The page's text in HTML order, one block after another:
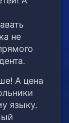
не
А цена
языку.